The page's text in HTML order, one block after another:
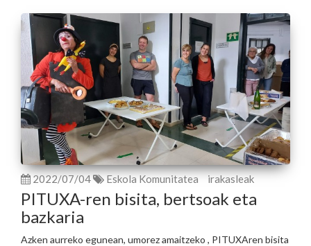
2022/07/04 Eskola Komunitatea irakasleak
PITUXA-ren bisita, bertsoak eta
bazkaria
Azken aurreko egunean, umorez amaitzeko , PITUXAren bisita